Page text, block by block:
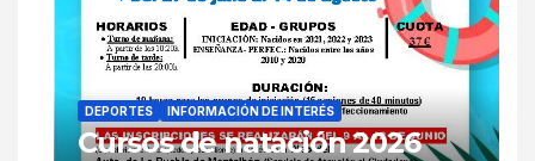
DEPORTES INFORMACIÓN DE INTERÉS
Cursos de natación 2026